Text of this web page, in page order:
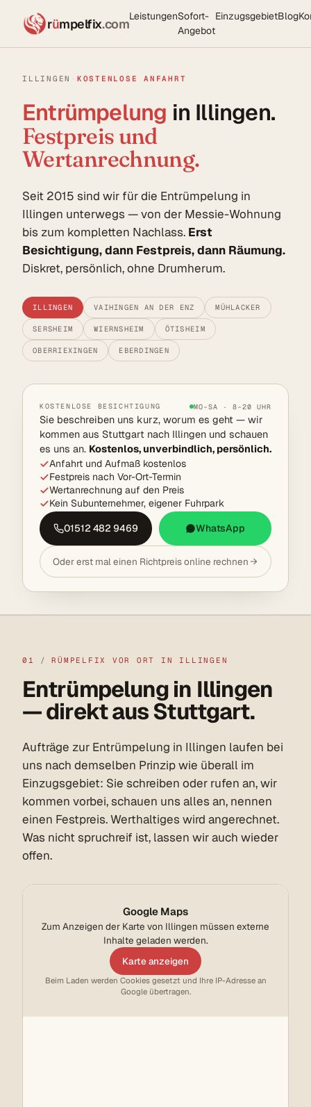
rümpelfix.comLeistungenSofort-
Angebot
EinzugsgebietBlog
ILLINGEN · KOSTENLOSE ANFAHRT
Entrümpelung in Illingen.
Festpreis und
Wertanrechnung.
Seit 2015 sind wir für die Entrümpelung in
Illingen unterwegs — von der Messie-Wohnung
bis zum kompletten Nachlass. Erst
Besichtigung, dann Festpreis, dann Räumung.
Diskret, persönlich, ohne Drumherum.
ILLINGEN VAIHINGEN AN DER ENZ MÜHLACKER
SERSHEIM WIERNSHEIM ÖTISHEIM
OBERRIEXINGEN EBERDINGEN
KOSTENLOSE BESICHTIGUNG MO–SA · 8–20 UHR
Sie beschreiben uns kurz, worum es geht — wir
kommen aus Stuttgart nach Illingen und schauen
es uns an. Kostenlos, unverbindlich, persönlich.
Anfahrt und Aufmaß kostenlos
Festpreis nach Vor-Ort-Termin
Wertanrechnung auf den Preis
Kein Subunternehmer, eigener Fuhrpark
01512 482 9469
WhatsApp
Oder erst mal einen Richtpreis online rechnen
01 / RÜMPELFIX VOR ORT IN ILLINGEN
Entrümpelung in Illingen
— direkt aus Stuttgart.
Aufträge zur Entrümpelung in Illingen laufen bei
uns nach demselben Prinzip wie überall im
Einzugsgebiet: Sie schreiben oder rufen an, wir
kommen vorbei, schauen uns alles an, nennen
einen Festpreis. Werthaltiges wird angerechnet.
Was nicht spruchreif ist, lassen wir auch wieder
offen.
Google Maps
Zum Anzeigen der Karte von Illingen müssen externe
Inhalte geladen werden.
Karte anzeigen
Beim Laden werden Cookies gesetzt und Ihre IP-Adresse an
Google übertragen.